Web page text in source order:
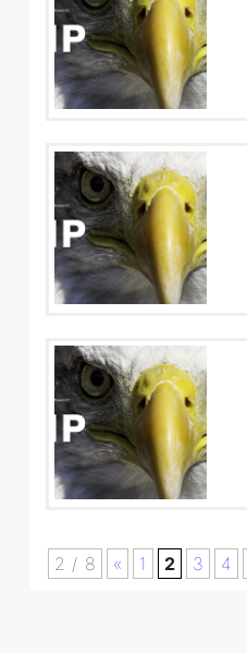
2 / 8 « 1 2 3 4